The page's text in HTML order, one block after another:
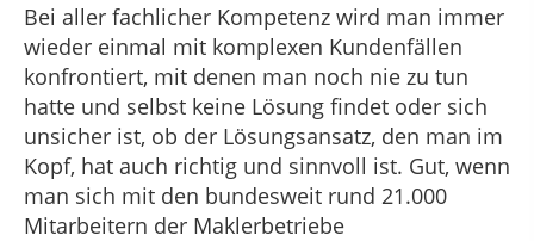
Bei aller fachlicher Kompetenz wird man immer
wieder einmal mit komplexen Kundenfällen
konfrontiert, mit denen man noch nie zu tun
hatte und selbst keine Lösung findet oder sich
unsicher ist, ob der Lösungsansatz, den man im
Kopf, hat auch richtig und sinnvoll ist. Gut, wenn
man sich mit den bundesweit rund 21.000
Mitarbeitern der Maklerbetriebe